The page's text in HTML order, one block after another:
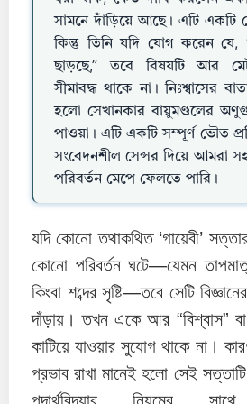
সামনে দাঁড়িয়ে আছে। এটি একটি
কিন্তু তিনি যদি যোগ করেন যে,
ছাড়ছে,” তবে বিষয়টি আর
সীমাবদ্ধ থাকে না। নিঃশ্বাসের
হলো সেখানকার বায়ুমণ্ডলের
পাওয়া। এটি একটি সম্পূর্ণ ভৌত
সংবেদনশীল সেন্সর দিয়ে আমরা
পরিবর্তন মেপে ফেলতে পারি।
যদি কোনো তথাকথিত ‘গায়েবী’
কোনো পরিবর্তন ঘটে—যেমন
কিংবা শব্দের সৃষ্টি—তবে সেটি
দাঁড়ায়। তখন একে আর “বিশ্বাস” বা
কাটিয়ে যাওয়ার সুযোগ থাকে না।
প্রভাব রাখা মানেই হলো সেই